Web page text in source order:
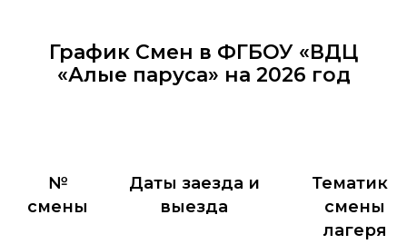
График Смен в ФГБОУ «ВДЦ
«Алые паруса» на 2026 год
№
смены
Даты заезда и
выезда
Тематика
смены
лагеря